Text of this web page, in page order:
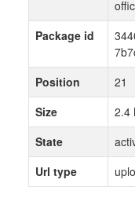
Package id
Position
21
Size
2.4
State
Url type